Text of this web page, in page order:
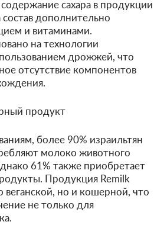
сахара в продукции
дополнительно
и витаминами.
на технологии
дрожжей, что
отсутствие компонентов
продукт
более 90% израильтян
молоко животного
61% также приобретает
Продукция Remilk
веганской, но и кошерной, что
не только для